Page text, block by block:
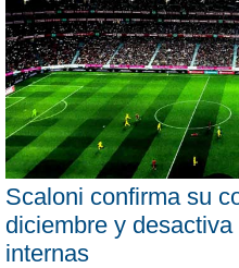
Scaloni confirma su
diciembre y
internas